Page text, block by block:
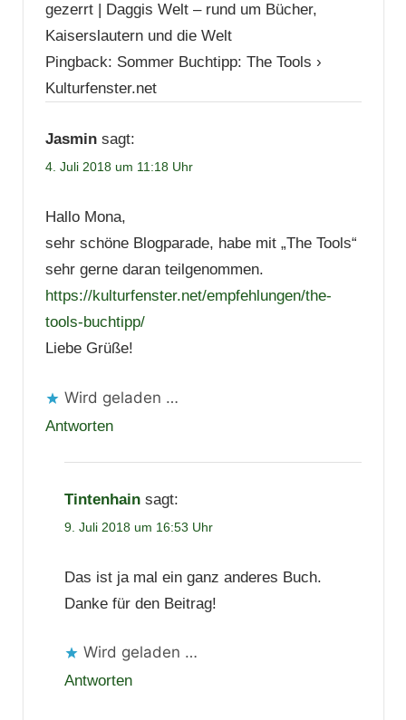
gezerrt | Daggis Welt – rund um Bücher,
Kaiserslautern und die Welt
Pingback: Sommer Buchtipp: The Tools ›
Kulturfenster.net
Jasmin sagt:
4. Juli 2018 um 11:18 Uhr
Hallo Mona,
sehr schöne Blogparade, habe mit „The Tools“
sehr gerne daran teilgenommen.
https://kulturfenster.net/empfehlungen/the-
tools-buchtipp/
Liebe Grüße!
Wird geladen …
Antworten
Tintenhain sagt:
9. Juli 2018 um 16:53 Uhr
Das ist ja mal ein ganz anderes Buch.
Danke für den Beitrag!
Wird geladen …
Antworten